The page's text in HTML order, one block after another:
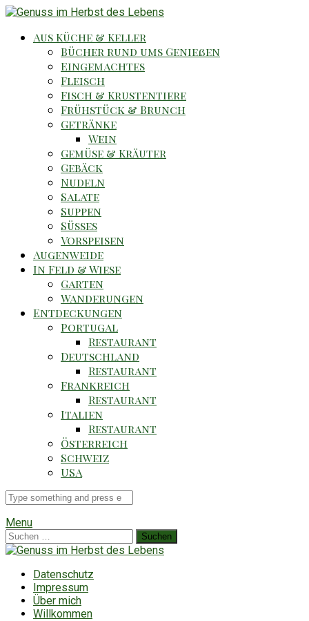
Aus Küche & Keller
Bücher rund ums Genießen
Eingemachtes
Fleisch
Fisch & Krustentiere
Frühstück & Brunch
Getränke
Wein
Gemüse & Kräuter
Gebäck
Nudeln
Salate
Suppen
Süsses
Vorspeisen
Augenweide
In Feld & Wiese
Garten
Wanderungen
Entdeckungen
Portugal
Restaurant
Deutschland
Restaurant
Frankreich
Restaurant
Italien
Restaurant
Österreich
Schweiz
USA
Suche
für
Menu
Suchen
nach:
Datenschutz
Impressum
Über mich
Willkommen